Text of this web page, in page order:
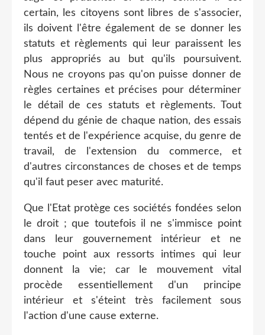
certain, les citoyens sont libres de s'associer,
ils doivent l'être également de se donner les
statuts et règlements qui leur paraissent les
plus appropriés au but qu'ils poursuivent.
Nous ne croyons pas qu'on puisse donner de
règles certaines et précises pour déterminer
le détail de ces statuts et règlements. Tout
dépend du génie de chaque nation, des essais
tentés et de l'expérience acquise, du genre de
travail, de l'extension du commerce, et
d'autres circonstances de choses et de temps
qu'il faut peser avec maturité.
Que l'Etat protège ces sociétés fondées selon
le droit ; que toutefois il ne s'immisce point
dans leur gouvernement intérieur et ne
touche point aux ressorts intimes qui leur
donnent la vie; car le mouvement vital
procède essentiellement d'un principe
intérieur et s'éteint très facilement sous
l'action d'une cause externe.